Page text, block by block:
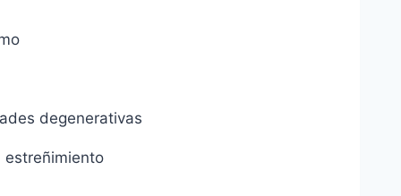
degenerativas